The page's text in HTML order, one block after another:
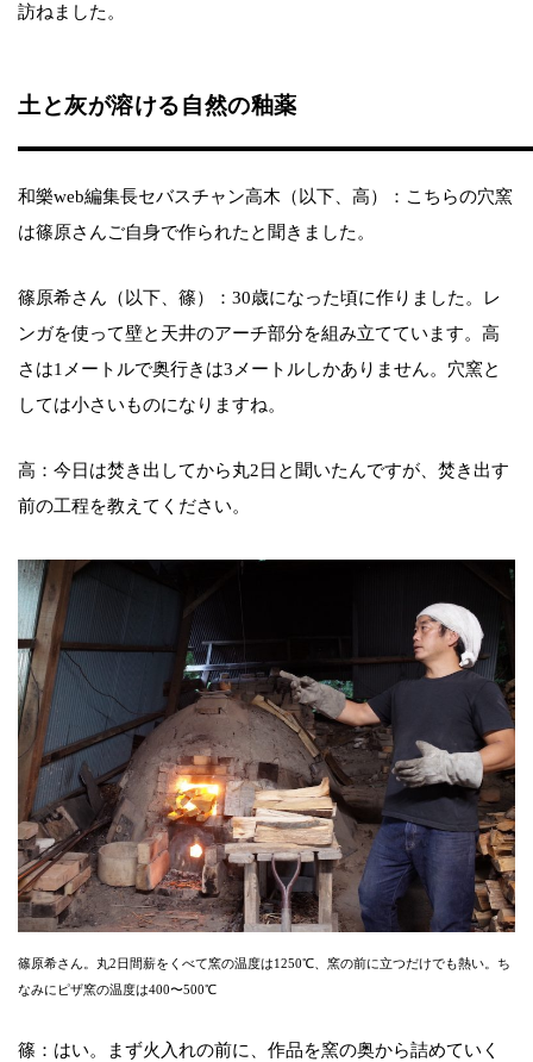
訪ねました。
土と灰が溶ける自然の釉薬
和樂web編集長セバスチャン高木（以下、高）：こちらの穴窯
は篠原さんご自身で作られたと聞きました。
篠原希さん（以下、篠）：30歳になった頃に作りました。レ
ンガを使って壁と天井のアーチ部分を組み立てています。高
さは1メートルで奥行きは3メートルしかありません。穴窯と
しては小さいものになりますね。
高：今日は焚き出してから丸2日と聞いたんですが、焚き出す
前の工程を教えてください。
篠原希さん。丸2日間薪をくべて窯の温度は1250℃、窯の前に立つだけでも熱い。ち
なみにピザ窯の温度は400〜500℃
篠：はい。まず火入れの前に、作品を窯の奥から詰めていく